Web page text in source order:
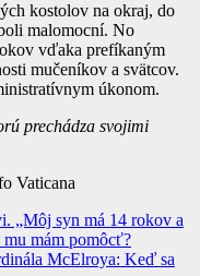
kostolov na okraj, do
malomocní. No
vďaka prefíkaným
mučeníkov a svätcov.
úkonom.
prechádza svojimi
Vaticana
„Môj syn má 14 rokov a
mám pomôcť?
McElroya: Keď sa